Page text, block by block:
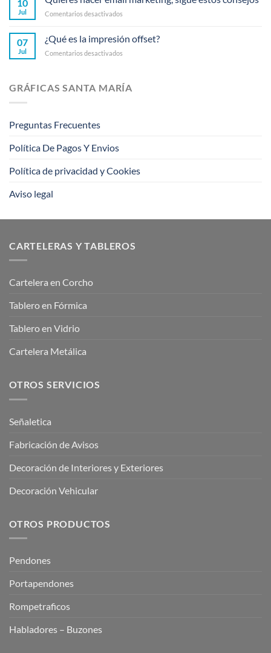
ambient
que
barreras
10
Jul Comentarios desactivados
email
marketing,
consejos
07
Jul
¿Qué es la impresión offset?
Comentarios desactivados
la
impresión
GRÁFICAS SANTA MARÍA
Preguntas Frecuentes
Política De Pagos Y Envios
Política de privacidad y Cookies
Aviso legal
CARTELERAS Y TABLEROS
Cartelera en Corcho
Tablero en Fórmica
Tablero en Vidrio
Cartelera Metálica
OTROS SERVICIOS
Señaletica
Fabricación de Avisos
Decoración de Interiores y Exteriores
Decoración Vehicular
OTROS PRODUCTOS
Pendones
Portapendones
Rompetraficos
Habladores – Buzones